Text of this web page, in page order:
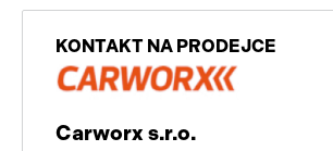
palubní počítač
autorádio
nastavitelný volant
KONTAKT NA PRODEJCE
Carworx s.r.o.